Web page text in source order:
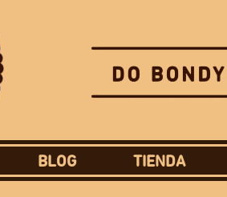
BLOG TIENDA